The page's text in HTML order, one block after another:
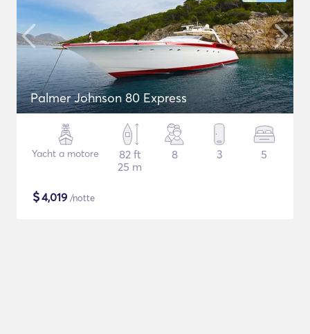
Palmer Johnson 80 Express
Yacht a motore
82 ft
25 m
8 3 5
$4,019 /notte